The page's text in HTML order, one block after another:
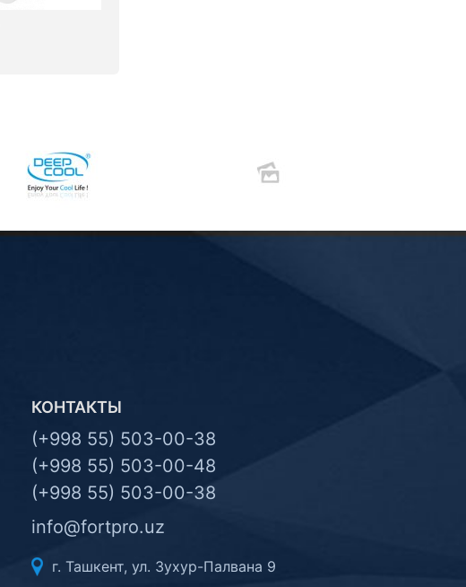
КОНТАКТЫ
(+998 55) 503-00-38
(+998 55) 503-00-48
(+998 55) 503-00-38
info@fortpro.uz
г. Ташкент, ул. Зухур-Палвана 9